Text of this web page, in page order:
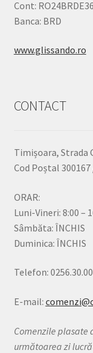
Cont:
Banca: BRD
www.glissando.ro
CONTACT
Timișoara, Strada
Cod Poștal
ORAR:
Luni-Vineri: 8:00 –
Sâmbăta: ÎNCHIS
Duminica: ÎNCHIS
Telefon:
E-mail:
Comenzile plasate
următoarea zi